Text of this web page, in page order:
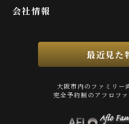
会社情報
最近見た
大阪市内のファミリー
完全予約制のアフロフ